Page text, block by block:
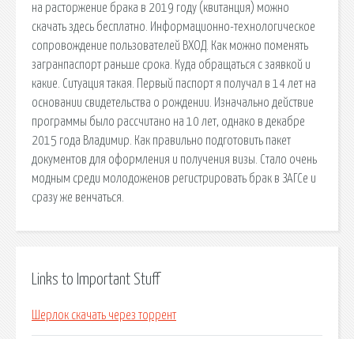
на расторжение брака в 2019 году (квитанция) можно
скачать здесь бесплатно. Информационно-технологическое
сопровождение пользователей ВХОД. Как можно поменять
загранпаспорт раньше срока. Куда обращаться с заявкой и
какие. Ситуация такая. Первый паспорт я получал в 14 лет на
основании свидетельства о рождении. Изначально действие
программы было рассчитано на 10 лет, однако в декабре
2015 года Владимир. Как правильно подготовить пакет
документов для оформления и получения визы. Стало очень
модным среди молодоженов регистрировать брак в ЗАГСе и
сразу же венчаться.
Links to Important Stuff
Шерлок скачать через торрент